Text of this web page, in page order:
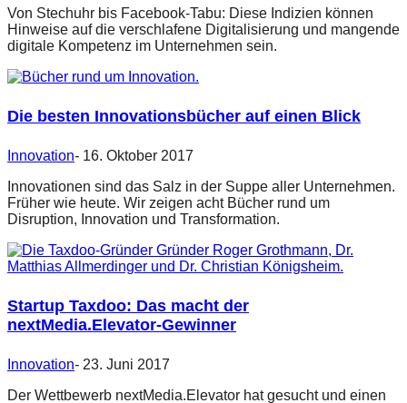
Von Stechuhr bis Facebook-Tabu: Diese Indizien können
Hinweise auf die verschlafene Digitalisierung und mangende
digitale Kompetenz im Unternehmen sein.
Die besten Innovationsbücher auf einen Blick
Innovation- 16. Oktober 2017
Innovationen sind das Salz in der Suppe aller Unternehmen.
Früher wie heute. Wir zeigen acht Bücher rund um
Disruption, Innovation und Transformation.
Startup Taxdoo: Das macht der
nextMedia.Elevator-Gewinner
Innovation- 23. Juni 2017
Der Wettbewerb nextMedia.Elevator hat gesucht und einen